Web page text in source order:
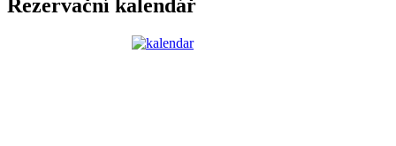
Rezervační kalendář